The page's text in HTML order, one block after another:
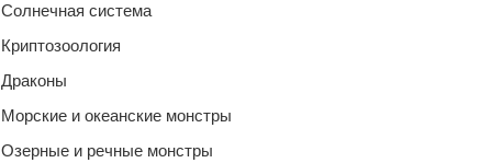
Солнечная система
Криптозоология
Драконы
Морские и океанские монстры
Озерные и речные монстры